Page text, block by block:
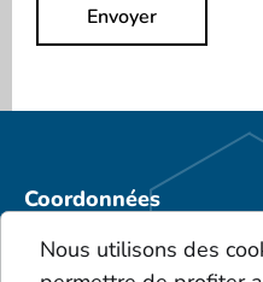
Envoyer
Coordonnées
KEBO Polska
Nous utilisons des